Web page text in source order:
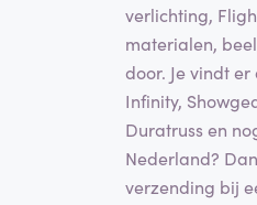
verlichting,
materialen,
door. Je vindt
Infinity,
Duratruss en
Nederland?
verzending bij